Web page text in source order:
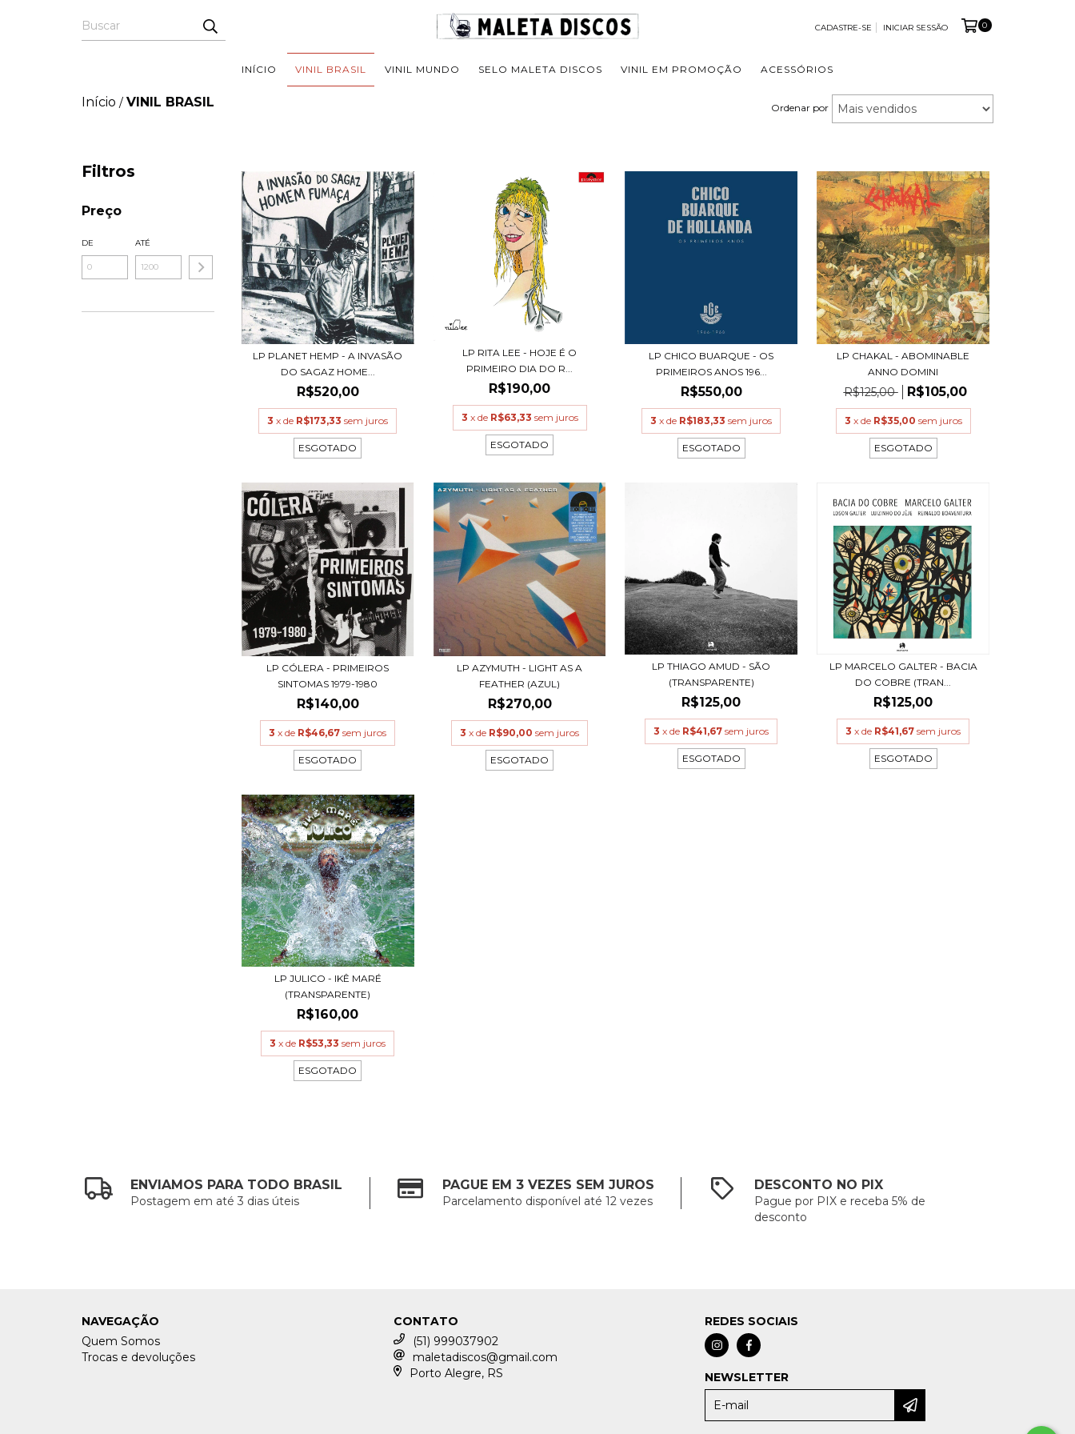
CADASTRE-SE INICIAR SESSÃO 0
INÍCIO VINIL BRASIL VINIL MUNDO SELO MALETA DISCOS VINIL EM PROMOÇÃO ACESSÓRIOS
Início / VINIL BRASIL Ordenar por
Filtros
Preço
DE ATÉ
LP PLANET HEMP - A INVASÃO
DO SAGAZ HOME...
R$520,00
3 x de R$173,33 sem juros
ESGOTADO
LP RITA LEE - HOJE É O
PRIMEIRO DIA DO R...
R$190,00
3 x de R$63,33 sem juros
ESGOTADO
LP CHICO BUARQUE - OS
PRIMEIROS ANOS 196...
R$550,00
3 x de R$183,33 sem juros
ESGOTADO
LP CHAKAL - ABOMINABLE
ANNO DOMINI
R$125,00 R$105,00
3 x de R$35,00 sem juros
ESGOTADO
LP CÓLERA - PRIMEIROS
SINTOMAS 1979-1980
R$140,00
3 x de R$46,67 sem juros
ESGOTADO
LP AZYMUTH - LIGHT AS A
FEATHER (AZUL)
R$270,00
3 x de R$90,00 sem juros
ESGOTADO
LP THIAGO AMUD - SÃO
(TRANSPARENTE)
R$125,00
3 x de R$41,67 sem juros
ESGOTADO
LP MARCELO GALTER - BACIA
DO COBRE (TRAN...
R$125,00
3 x de R$41,67 sem juros
ESGOTADO
LP JULICO - IKÊ MARÉ
(TRANSPARENTE)
R$160,00
3 x de R$53,33 sem juros
ESGOTADO
ENVIAMOS PARA TODO BRASIL
Postagem em até 3 dias úteis
PAGUE EM 3 VEZES SEM JUROS
Parcelamento disponível até 12 vezes
DESCONTO NO PIX
Pague por PIX e receba 5% de
desconto
NAVEGAÇÃO
Quem Somos
Trocas e devoluções
CONTATO
(51) 999037902
maletadiscos@gmail.com
Porto Alegre, RS
REDES SOCIAIS
NEWSLETTER